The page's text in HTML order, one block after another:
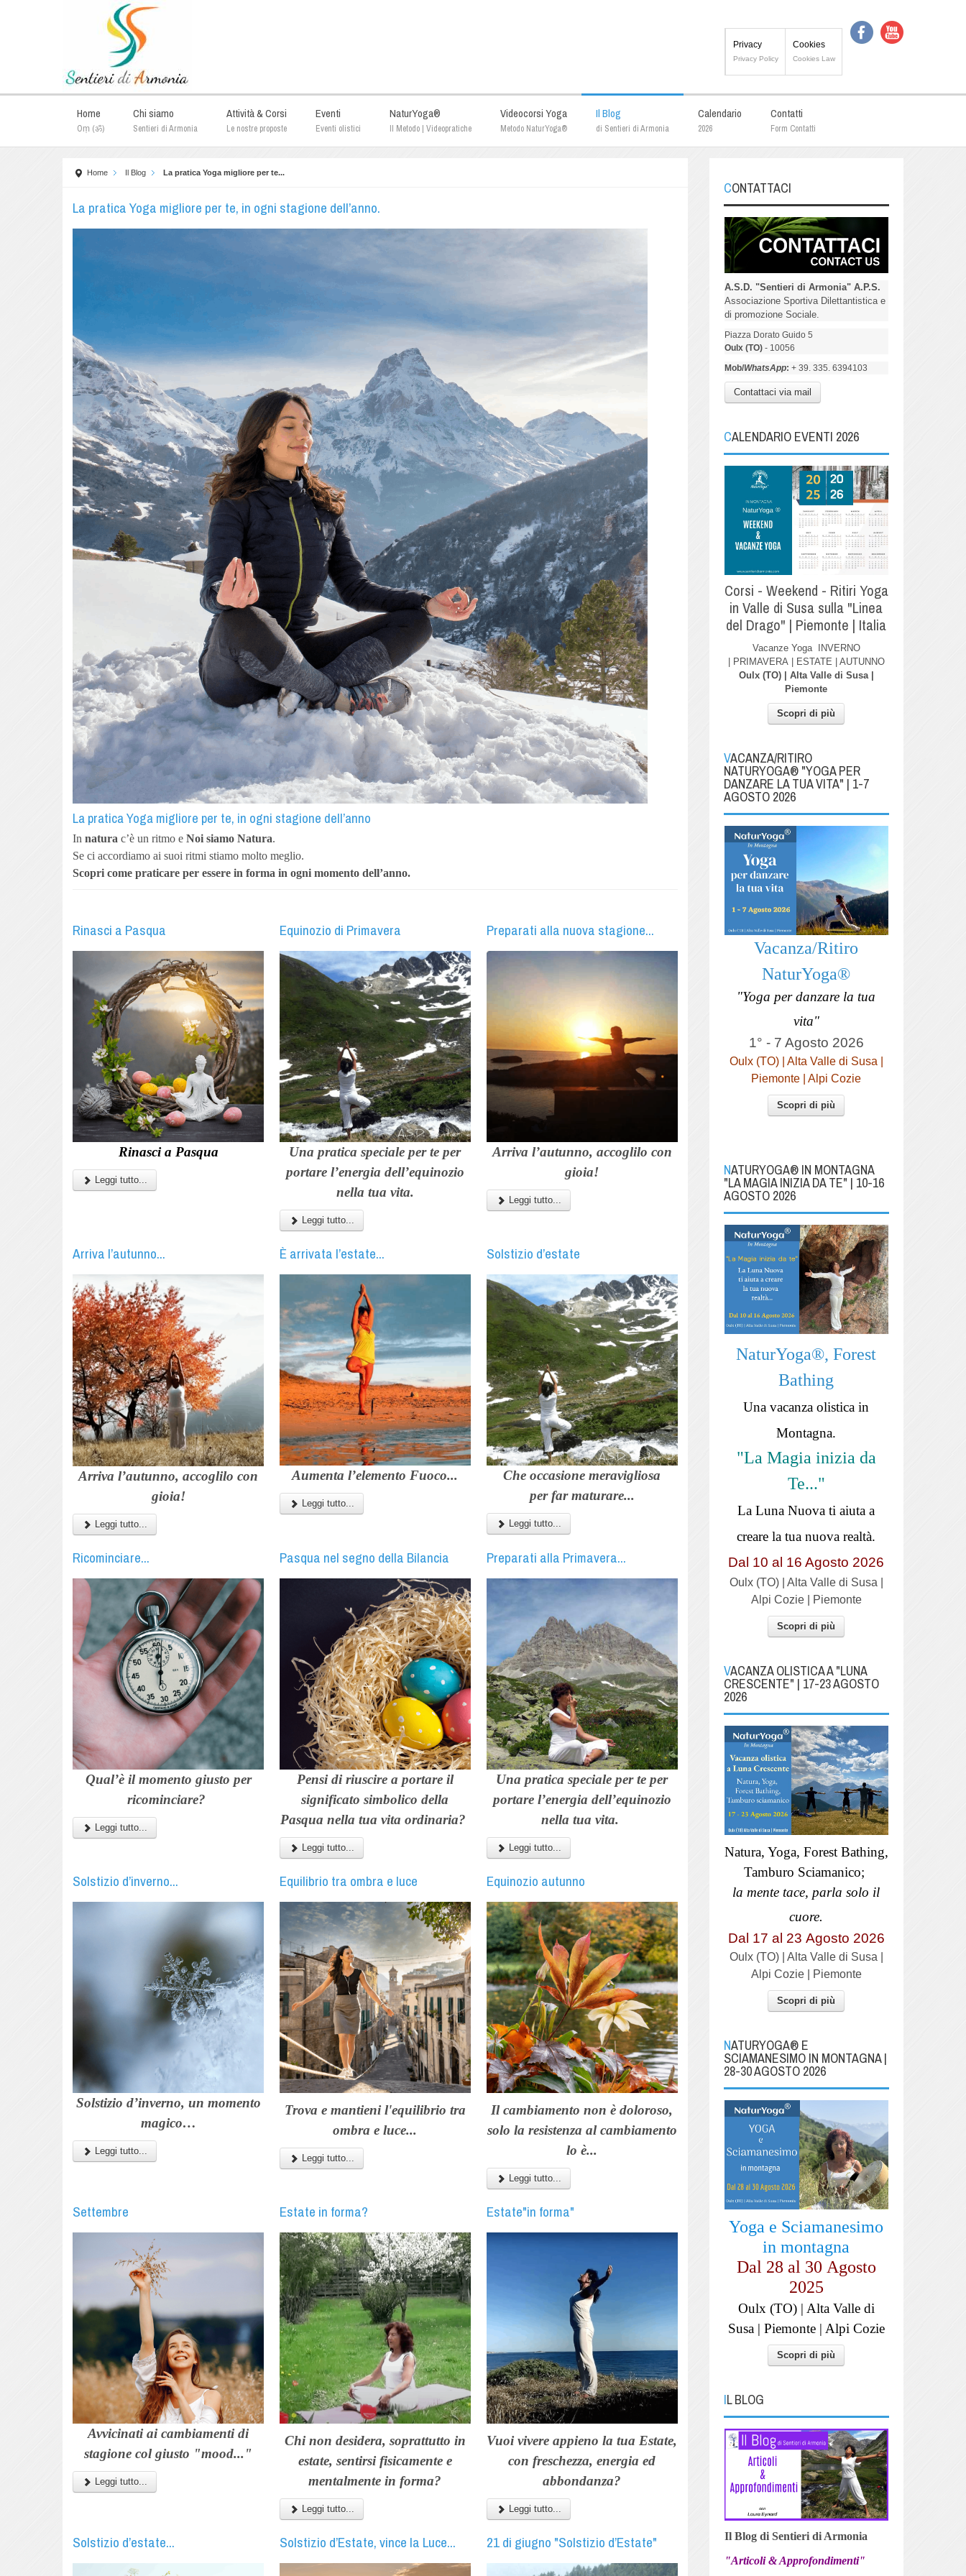
Privacy
Privacy Policy
Cookies
Cookies Law
Home
Oṃ (ॐ)
Chi siamo
Sentieri di Armonia
Attività & Corsi
Le nostre proposte
Eventi
Eventi olistici
NaturYoga®
Il Metodo | Videopratiche
Videocorsi Yoga
Metodo NaturYoga®
Il Blog
di Sentieri di Armonia
Calendario
2026
Contatti
Form Contatti
Home Il Blog La pratica Yoga migliore per te...
La pratica Yoga migliore per te, in ogni stagione dell’anno.
La pratica Yoga migliore per te, in ogni stagione dell’anno
Innatura c’è un ritmo e Noi siamo Natura.
Se ci accordiamo ai suoi ritmi stiamo molto meglio.
Scopri come praticare per essere in forma in ogni momento dell’anno.
Rinasci a Pasqua
Rinasci a Pasqua
Leggi tutto...
Equinozio di Primavera
Una pratica speciale per te per
portare l’energia dell’equinozio
nella tua vita.
Leggi tutto...
Preparati alla nuova stagione...
Arriva l’autunno, accoglilo con
gioia!
Leggi tutto...
Arriva l’autunno...
Arriva l’autunno, accoglilo con
gioia!
Leggi tutto...
È arrivata l’estate...
Aumenta l’elemento Fuoco...
Leggi tutto...
Solstizio d’estate
Che occasione meravigliosa
per far maturare...
Leggi tutto...
Ricominciare...
Qual’è il momento giusto per
ricominciare?
Leggi tutto...
Pasqua nel segno della Bilancia
Pensi di riuscire a portare il
significato simbolico della
Pasqua nella tua vita ordinaria?
Leggi tutto...
Preparati alla Primavera...
Una pratica speciale per te per
portare l’energia dell’equinozio
nella tua vita.
Leggi tutto...
Solstizio d’inverno...
Solstizio d’inverno, un momento
magico…
Leggi tutto...
Equilibrio tra ombra e luce
Trova e mantieni l'equilibrio tra
ombra e luce...
Leggi tutto...
Equinozio autunno
Il cambiamento non è doloroso,
solo la resistenza al cambiamento
lo è...
Leggi tutto...
Settembre
Avvicinati ai cambiamenti di
stagione col giusto "mood..."
Leggi tutto...
Estate in forma?
Chi non desidera, soprattutto in
estate, sentirsifisicamente e
mentalmente in forma?
Leggi tutto...
Estate"in forma"
Vuoi vivere appieno la tua Estate,
con freschezza, energia ed
abbondanza?
Leggi tutto...
Solstizio d’estate... Solstizio d’Estate, vince la Luce... 21 di giugno "Solstizio d’Estate"
CONTATTACI
A.S.D. "Sentieri di Armonia" A.P.S.
Associazione Sportiva Dilettantistica e
di promozione Sociale.
Piazza Dorato Guido 5
Oulx (TO)- 10056
Mob/WhatsApp: + 39. 335. 6394103
Contattaci via mail
CALENDARIO EVENTI 2026
Corsi - Weekend - Ritiri Yoga
in Valle di Susa sulla "Linea
del Drago" | Piemonte | Italia
Vacanze Yoga INVERNO
| PRIMAVERA | ESTATE | AUTUNNO
Oulx (TO) | Alta Valle di Susa |
Piemonte
Scopri di più
VACANZA/RITIRO
NATURYOGA® "YOGA PER
DANZARE LA TUA VITA" | 1-7
AGOSTO 2026
Vacanza/Ritiro
NaturYoga®
"Yoga per danzare la tua
vita"
1° - 7 Agosto 2026
Oulx (TO) | Alta Valle di Susa |
Piemonte | Alpi Cozie
Scopri di più
NATURYOGA® IN MONTAGNA
"LA MAGIA INIZIA DA TE" | 10-16
AGOSTO 2026
NaturYoga®, Forest
Bathing
Una vacanza olistica in
Montagna.
"La Magia inizia da
Te..."
La Luna Nuova ti aiuta a
creare la tua nuova realtà.
Dal 10 al 16 Agosto 2026
Oulx (TO) | Alta Valle di Susa |
Alpi Cozie | Piemonte
Scopri di più
VACANZA OLISTICA A "LUNA
CRESCENTE" | 17-23 AGOSTO
2026
Natura, Yoga, Forest Bathing,
Tamburo Sciamanico;
la mente tace, parla solo il
cuore.
Dal 17 al 23 Agosto 2026
Oulx (TO) | Alta Valle di Susa |
Alpi Cozie | Piemonte
Scopri di più
NATURYOGA® E
SCIAMANESIMO IN MONTAGNA |
28-30 AGOSTO 2026
Yoga e Sciamanesimo
in montagna
Dal 28 al 30 Agosto
2025
Oulx (TO) | Alta Valle di
Susa | Piemonte | Alpi Cozie
Scopri di più
IL BLOG
Il Blog di Sentieri di Armonia
"Articoli & Approfondimenti"